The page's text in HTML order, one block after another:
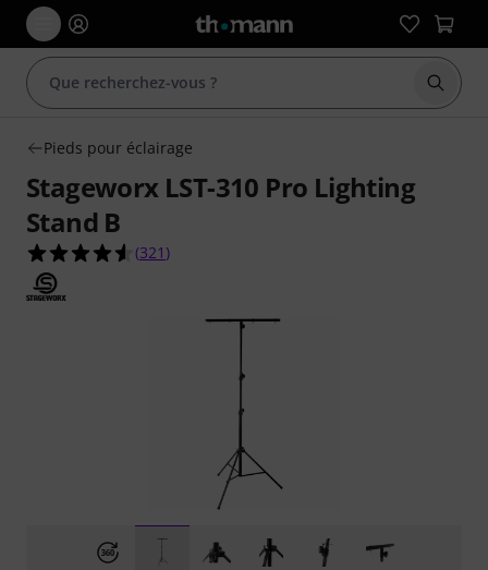
Pieds pour éclairage
Stageworx LST-310 Pro Lighting
Stand B
4.6 étoiles sur 5 d'après 321 évaluations clients
(321 )